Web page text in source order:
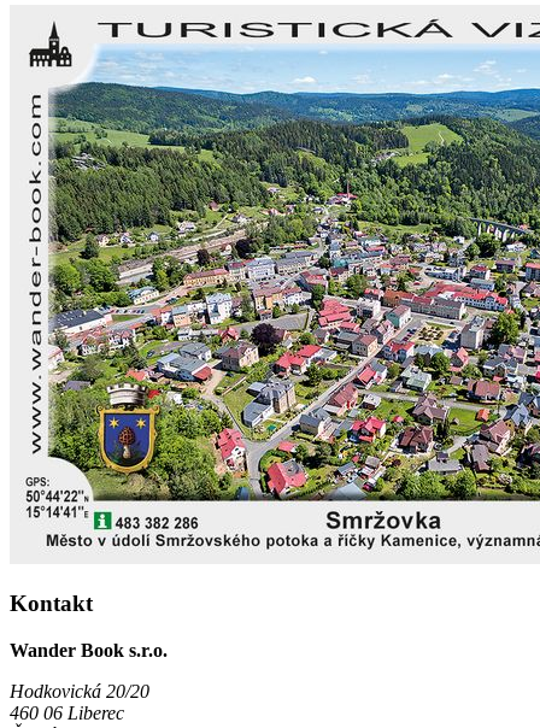
Kontakt
Wander Book s.r.o.
Hodkovická 20/20
460 06 Liberec